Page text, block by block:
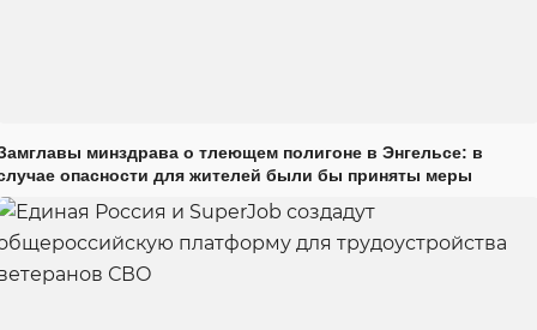
минздрава о тлеющем полигоне в Энгельсе: в
опасности для жителей были бы приняты меры